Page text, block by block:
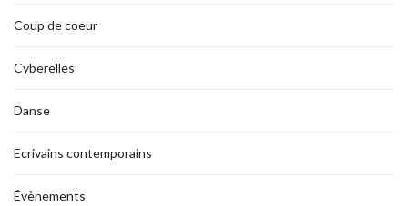
Coup de coeur
Cyberelles
Danse
Ecrivains contemporains
Évènements